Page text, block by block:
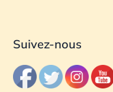
Suivez-nous